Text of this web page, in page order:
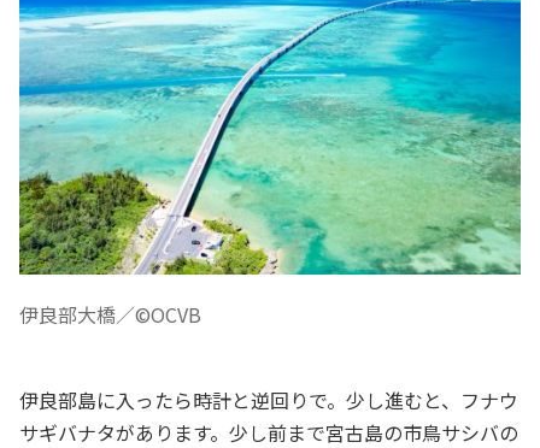
伊良部大橋／©OCVB
伊良部島に入ったら時計と逆回りで。少し進むと、フナウ
サギバナタがあります。少し前まで宮古島の市鳥サシバの